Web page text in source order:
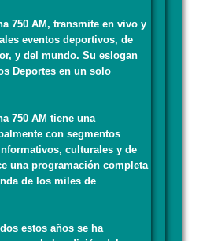
750 AM, transmite en vivo y
eventos deportivos, de
y del mundo. Su eslogan
Deportes en un solo
750 AM tiene una
con segmentos
culturales y de
una programación completa
de los miles de
estos años se ha